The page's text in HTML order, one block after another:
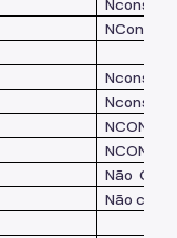
Nconsta
NConsta
Nconsta
Nconsta
NCONSTA
NCONSTA
Não
Não